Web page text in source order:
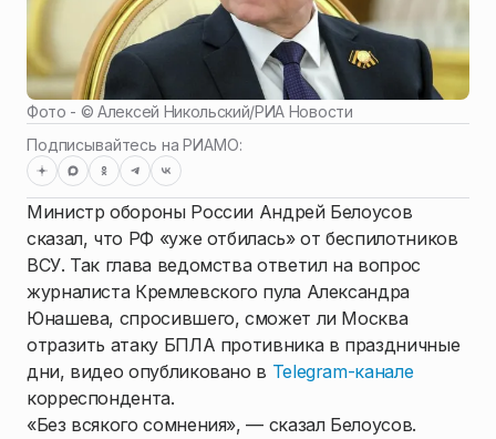
Фото - ©Алексей Никольский/РИА Новости
Подписывайтесь на РИАМО:
Министр обороны России Андрей Белоусов
сказал, что РФ «уже отбилась» от беспилотников
ВСУ. Так глава ведомства ответил на вопрос
журналиста Кремлевского пула Александра
Юнашева, спросившего, сможет ли Москва
отразить атаку БПЛА противника в праздничные
дни, видео опубликовано в Telegram-канале
корреспондента.
«Без всякого сомнения», — сказал Белоусов.